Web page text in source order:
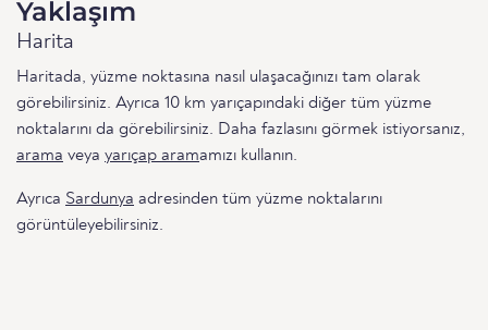
Yaklaşım
Harita
Haritada, yüzme noktasına nasıl ulaşacağınızı tam olarak
görebilirsiniz. Ayrıca 10 km yarıçapındaki diğer tüm yüzme
noktalarını da görebilirsiniz. Daha fazlasını görmek istiyorsanız,
arama veya yarıçap aramamızı kullanın.
Ayrıca Sardunya adresinden tüm yüzme noktalarını
görüntüleyebilirsiniz.